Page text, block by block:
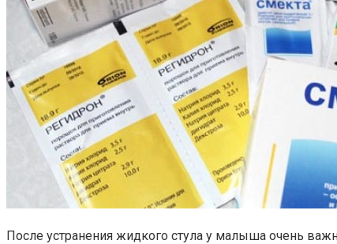
После устранения жидкого стула у малыша очень